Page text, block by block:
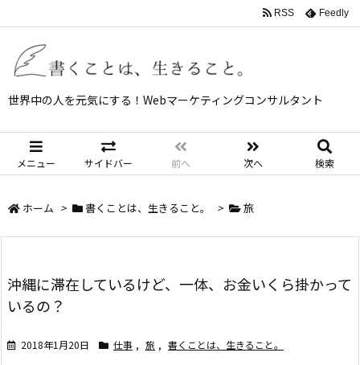
世界中の人を元気にする！Webマーケティングコンサルタント
メニュー サイドバー 前へ 次へ 検索
RSS Feedly
ホーム > 書くことは、生きること。 > 旅
沖縄に滞在しているけど、一体、お金いくら掛かって
いるの？
2018年1月20日 仕事 , 旅 , 書くことは、生きること。